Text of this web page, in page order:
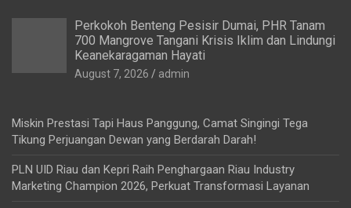
Perkokoh Benteng Pesisir Dumai, PHR Tanam
700 Mangrove Tangani Krisis Iklim dan Lindungi
Keanekaragaman Hayati
August 7, 2026 admin
Miskin Prestasi Tapi Haus Panggung, Camat Singingi Tega
Tikung Perjuangan Dewan yang Berdarah Darah!
PLN UID Riau dan Kepri Raih Penghargaan Riau Industry
Marketing Champion 2026, Perkuat Transformasi Layanan